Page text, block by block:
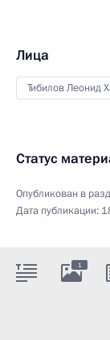
Лица
Тибилов Леонид
Статус
Опубликован в
Дата публикации:
1